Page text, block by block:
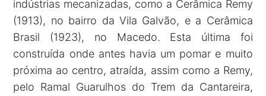
indústrias mecanizadas, como a Cerâmica Remy
(1913), no bairro da Vila Galvão, e a Cerâmica
Brasil (1923), no Macedo. Esta última foi
construída onde antes havia um pomar e muito
próxima ao centro, atraída, assim como a Remy,
pelo Ramal Guarulhos do Trem da Cantareira,